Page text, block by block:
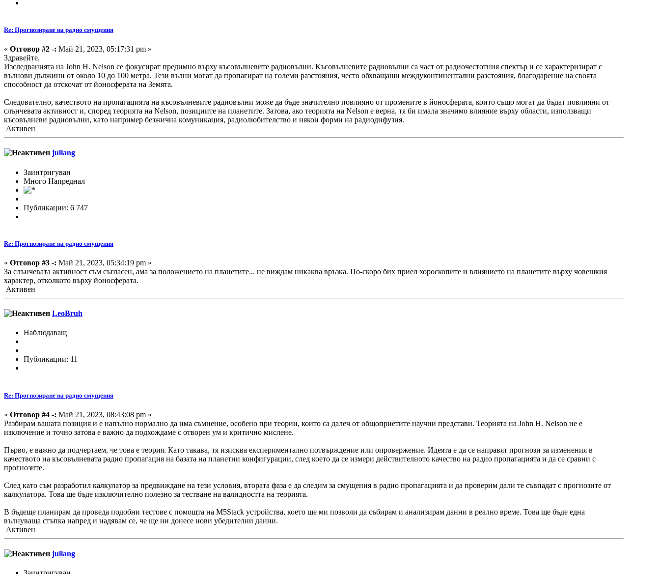
Re: Прогнозиране на радио смущения
« Отговор #2 -: Май 21, 2023, 05:17:31 pm »
Здравейте,
Изследванията на John H. Nelson се фокусират предимно върху късовълневите радиовълни. Късовълневите радиовълни са част от радиочестотния спектър и се характеризират с
вълнови дължини от около 10 до 100 метра. Тези вълни могат да пропагират на големи разстояния, често обхващащи междуконтинентални разстояния, благодарение на своята
способност да отскочат от йоносферата на Земята.
Следователно, качеството на пропагацията на късовълневите радиовълни може да бъде значително повлияно от промените в йоносферата, които също могат да бъдат повлияни от
слънчевата активност и, според теорията на Nelson, позициите на планетите. Затова, ако теорията на Nelson е верна, тя би имала значимо влияние върху области, използващи
късовълневи радиовълни, като например безжична комуникация, радиолюбителство и някои форми на радиодифузия.
Активен
juliang
Заинтригуван
Много Напреднал
Публикации: 6 747
Re: Прогнозиране на радио смущения
« Отговор #3 -: Май 21, 2023, 05:34:19 pm »
За слънчевата активност съм съгласен, ама за положението на планетите... не виждам никаква връзка. По-скоро бих приел хороскопите и влиянието на планетите върху човешкия
характер, отколкото върху йоносферата.
Активен
LeoBruh
Наблюдаващ
Публикации: 11
Re: Прогнозиране на радио смущения
« Отговор #4 -: Май 21, 2023, 08:43:08 pm »
Разбирам вашата позиция и е напълно нормално да има съмнение, особено при теории, които са далеч от общоприетите научни представи. Теорията на John H. Nelson не е
изключение и точно затова е важно да подхождаме с отворен ум и критично мислене.
Първо, е важно да подчертаем, че това е теория. Като такава, тя изисква експериментално потвърждение или опровержение. Идеята е да се направят прогнози за изменения в
качеството на късовълневата радио пропагация на базата на планетни конфигурации, след което да се измери действителното качество на радио пропагацията и да се сравни с
прогнозите.
След като съм разработил калкулатор за предвиждане на тези условия, втората фаза е да следим за смущения в радио пропагацията и да проверим дали те съвпадат с прогнозите от
калкулатора. Това ще бъде изключително полезно за тестване на валидността на теорията.
В бъдеще планирам да проведа подобни тестове с помощта на M5Stack устройства, което ще ми позволи да събирам и анализирам данни в реално време. Това ще бъде една
вълнуваща стъпка напред и надявам се, че ще ни донесе нови убедителни данни.
Активен
juliang